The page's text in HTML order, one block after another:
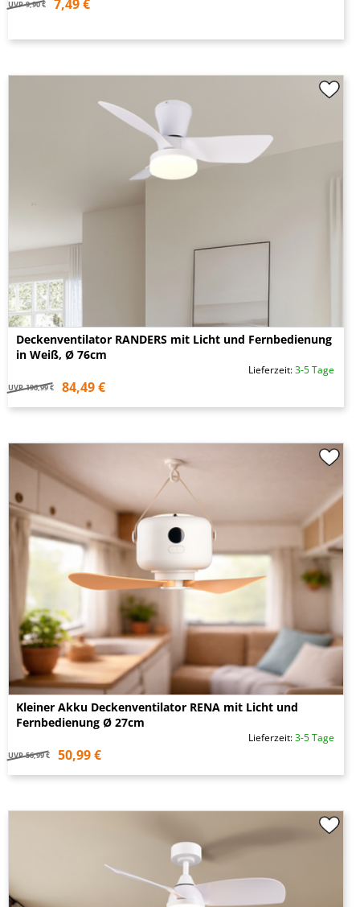
UVP 9,90 € 7,49 €
Deckenventilator RANDERS mit Licht und Fernbedienung
in Weiß, Ø 76cm
Lieferzeit:3-5 Tage
UVP 196,99 € 84,49 €
Kleiner Akku Deckenventilator RENA mit Licht und
Fernbedienung Ø 27cm
Lieferzeit:3-5 Tage
UVP 56,99 € 50,99 €